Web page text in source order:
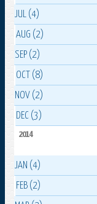
JUL (4)
AUG (2)
SEP (2)
OCT (8)
NOV (2)
DEC (3)
2014
JAN (4)
FEB (2)